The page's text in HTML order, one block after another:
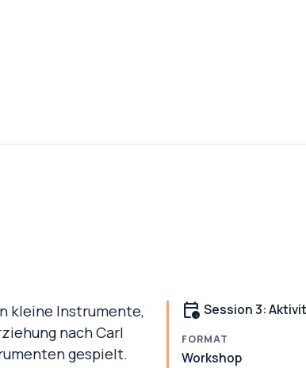
kleine Instrumente,
nach Carl
gespielt.
calendar_clock Session 3:
FORMAT
Workshop